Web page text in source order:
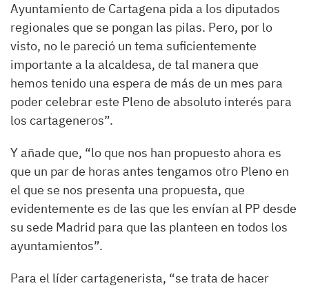
Ayuntamiento de Cartagena pida a los diputados
regionales que se pongan las pilas. Pero, por lo
visto, no le pareció un tema suficientemente
importante a la alcaldesa, de tal manera que
hemos tenido una espera de más de un mes para
poder celebrar este Pleno de absoluto interés para
los cartageneros”.
Y añade que, “lo que nos han propuesto ahora es
que un par de horas antes tengamos otro Pleno en
el que se nos presenta una propuesta, que
evidentemente es de las que les envían al PP desde
su sede Madrid para que las planteen en todos los
ayuntamientos”.
Para el líder cartagenerista, “se trata de hacer